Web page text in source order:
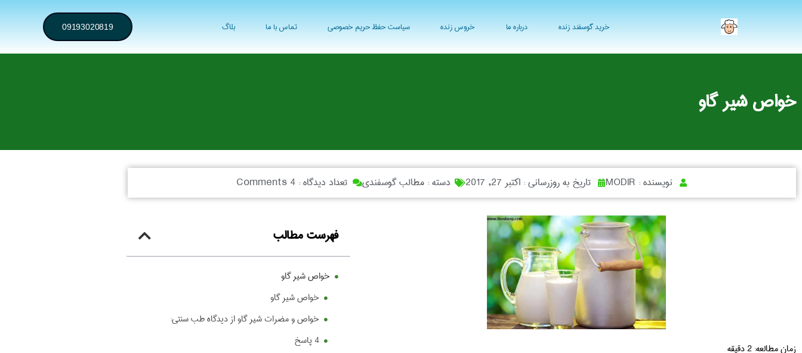
خرید گوسفند زنده درباره ما خروس زنده سیاست حفظ حریم خصوصی تماس با ما بلاگ 09193020819
خواص شیر گاو
نویسنده : تاریخ به روزرسانی : اکتبر 27, 2017 دسته : مطالب گوسفندی تعداد دیدگاه : 4 Comments
زمان مطالعه:2دقیقه
فهرست مطالب
خواص شیر گاو
خواص شیر گاو
خواص و مضرات شیر گاو از دیدگاه طب سنتی:
4 پاسخ